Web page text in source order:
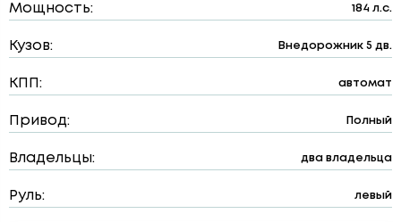
Мощность: 184 л.с.
Кузов: Внедорожник 5 дв.
КПП: автомат
Привод: Полный
Владельцы: два владельца
Руль: левый